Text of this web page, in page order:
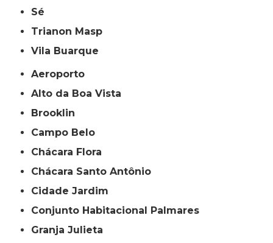
Sé
Trianon Masp
Vila Buarque
Aeroporto
Alto da Boa Vista
Brooklin
Campo Belo
Chácara Flora
Chácara Santo Antônio
Cidade Jardim
Conjunto Habitacional Palmares
Granja Julieta